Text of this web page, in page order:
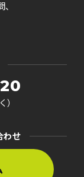
）
わせ